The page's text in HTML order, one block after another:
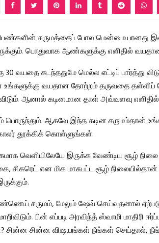
சருமத்தைப் போல மென்மையானது
பொதுவாக ஆண்களுக்கு எளிதில்
வயதை கடந்ததுமே மெல்ல எட்டிப் பார்த்து
வயதான தோற்றம் தருவதை தள்ளிப்
ஆனால் கடினமான தாள் அவ்வளவு எளிதில்
பொருந்தும். ஆகவே இந்த கடின
காலர் தூக்கிக் கொள்ளுங்கள்.
வெளியிலேயே இருக்க வேண்டிய சூழ் நிலை
சிகரெட் என மிக மாசுபட்ட சூழ்
சருமம், மேலும் ஷேவ் செய்வதனால்
பின் எப்படி அரவிந்த் ஸ்வாமி மாதிரி
சின்ன சின்ன விஷயங்கள் நீங்கள் செய்தால்,